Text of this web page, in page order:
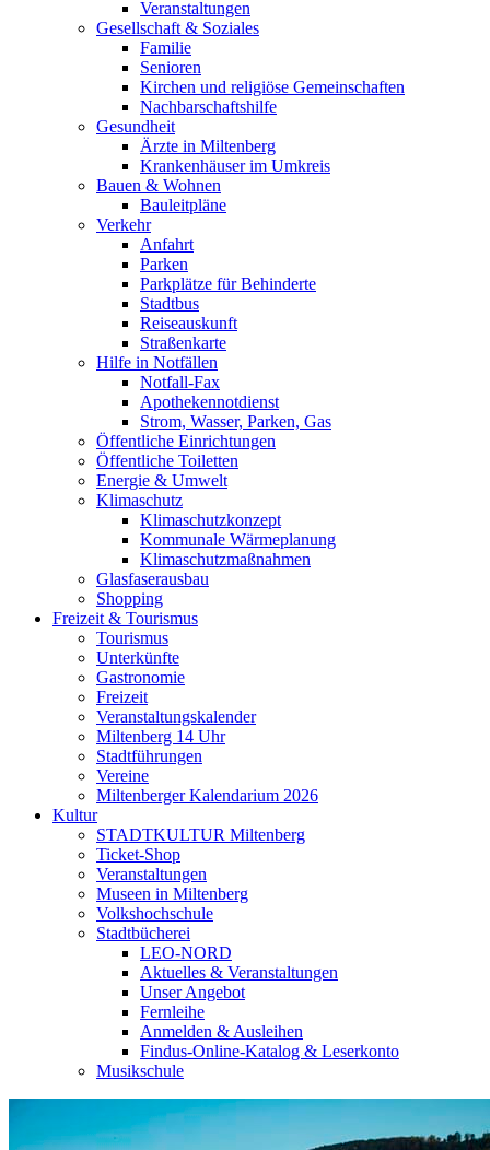
Veranstaltungen
Gesellschaft & Soziales
Familie
Senioren
Kirchen und religiöse Gemeinschaften
Nachbarschaftshilfe
Gesundheit
Ärzte in Miltenberg
Krankenhäuser im Umkreis
Bauen & Wohnen
Bauleitpläne
Verkehr
Anfahrt
Parken
Parkplätze für Behinderte
Stadtbus
Reiseauskunft
Straßenkarte
Hilfe in Notfällen
Notfall-Fax
Apothekennotdienst
Strom, Wasser, Parken, Gas
Öffentliche Einrichtungen
Öffentliche Toiletten
Energie & Umwelt
Klimaschutz
Klimaschutzkonzept
Kommunale Wärmeplanung
Klimaschutzmaßnahmen
Glasfaserausbau
Shopping
Freizeit & Tourismus
Tourismus
Unterkünfte
Gastronomie
Freizeit
Veranstaltungskalender
Miltenberg 14 Uhr
Stadtführungen
Vereine
Miltenberger Kalendarium 2026
Kultur
STADTKULTUR Miltenberg
Ticket-Shop
Veranstaltungen
Museen in Miltenberg
Volkshochschule
Stadtbücherei
LEO-NORD
Aktuelles & Veranstaltungen
Unser Angebot
Fernleihe
Anmelden & Ausleihen
Findus-Online-Katalog & Leserkonto
Musikschule